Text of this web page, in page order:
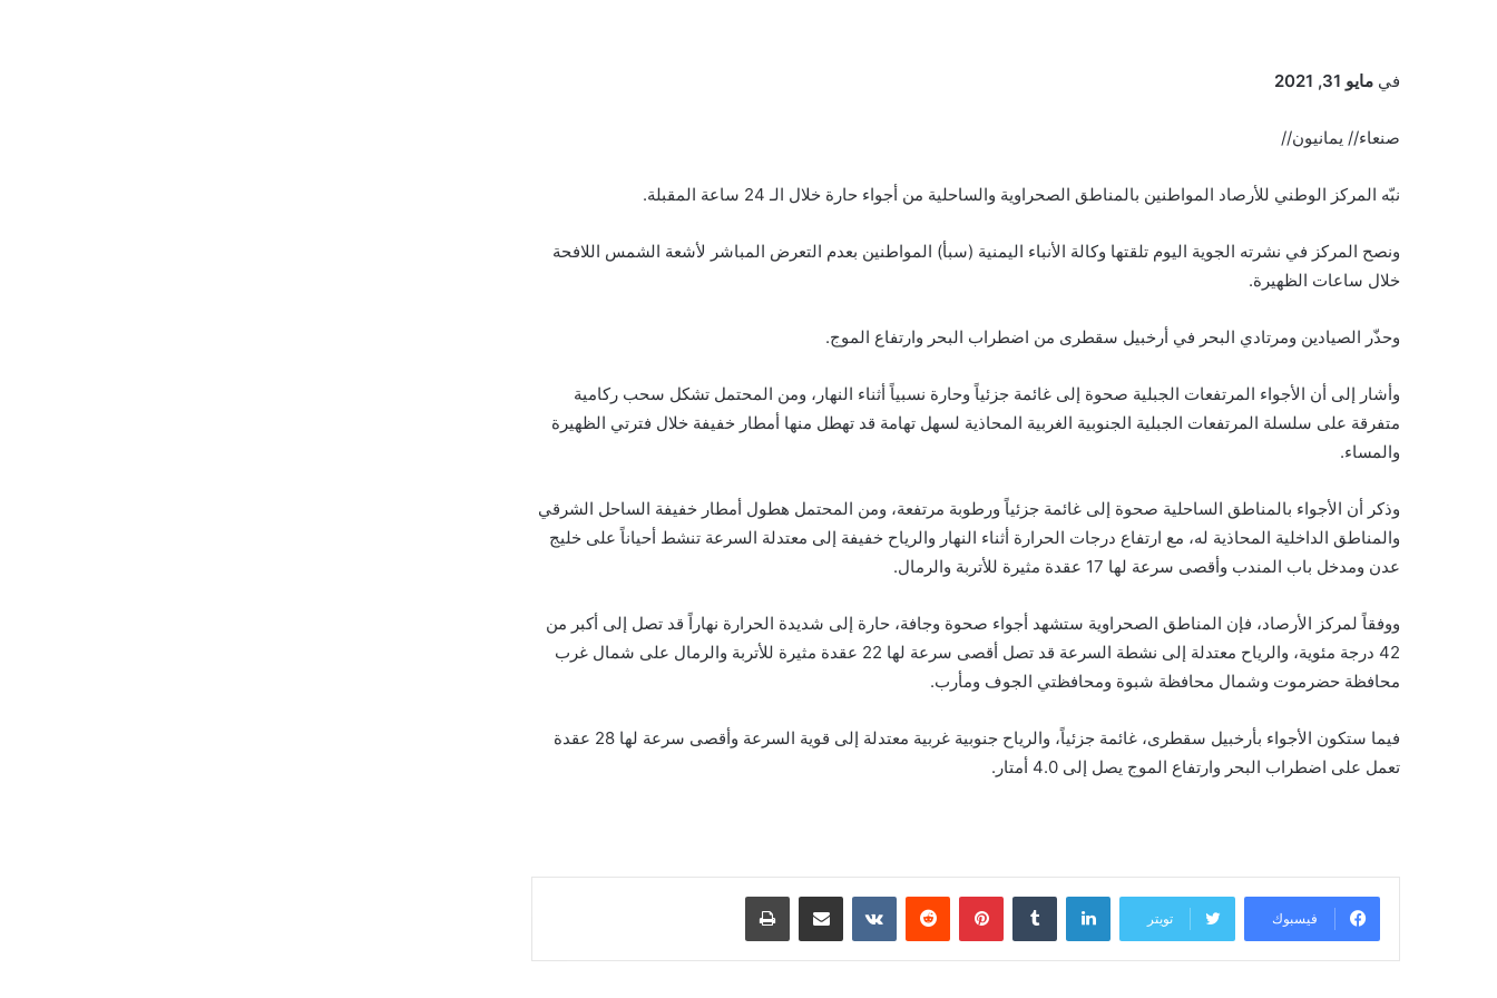
في مايو 31, 2021
صنعاء// يمانيون//
نبّه المركز الوطني للأرصاد المواطنين بالمناطق الصحراوية والساحلية من أجواء حارة خلال الـ 24 ساعة المقبلة.
ونصح المركز في نشرته الجوية اليوم تلقتها وكالة الأنباء اليمنية (سبأ) المواطنين بعدم التعرض المباشر لأشعة الشمس اللافحة
خلال ساعات الظهيرة.
وحذّر الصيادين ومرتادي البحر في أرخبيل سقطرى من اضطراب البحر وارتفاع الموج.
وأشار إلى أن الأجواء المرتفعات الجبلية صحوة إلى غائمة جزئياً وحارة نسبياً أثناء النهار، ومن المحتمل تشكل سحب ركامية
متفرقة على سلسلة المرتفعات الجبلية الجنوبية الغربية المحاذية لسهل تهامة قد تهطل منها أمطار خفيفة خلال فترتي الظهيرة
والمساء.
وذكر أن الأجواء بالمناطق الساحلية صحوة إلى غائمة جزئياً ورطوبة مرتفعة، ومن المحتمل هطول أمطار خفيفة الساحل الشرقي
والمناطق الداخلية المحاذية له، مع ارتفاع درجات الحرارة أثناء النهار والرياح خفيفة إلى معتدلة السرعة تنشط أحياناً على خليج
عدن ومدخل باب المندب وأقصى سرعة لها 17 عقدة مثيرة للأتربة والرمال.
ووفقاً لمركز الأرصاد، فإن المناطق الصحراوية ستشهد أجواء صحوة وجافة، حارة إلى شديدة الحرارة نهاراً قد تصل إلى أكبر من
42 درجة مئوية، والرياح معتدلة إلى نشطة السرعة قد تصل أقصى سرعة لها 22 عقدة مثيرة للأتربة والرمال على شمال غرب
محافظة حضرموت وشمال محافظة شبوة ومحافظتي الجوف ومأرب.
فيما ستكون الأجواء بأرخبيل سقطرى، غائمة جزئياً، والرياح جنوبية غربية معتدلة إلى قوية السرعة وأقصى سرعة لها 28 عقدة
تعمل على اضطراب البحر وارتفاع الموج يصل إلى 4.0 أمتار.
فيسبوك تويتر
لينكدإن بينتيريست